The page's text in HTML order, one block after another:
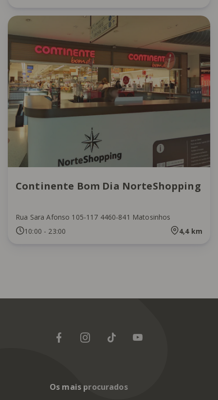
Continente Bom Dia NorteShopping
Rua Sara Afonso 105-117 4460-841 Matosinhos
10:00 - 23:00 4,4km
Os mais procurados